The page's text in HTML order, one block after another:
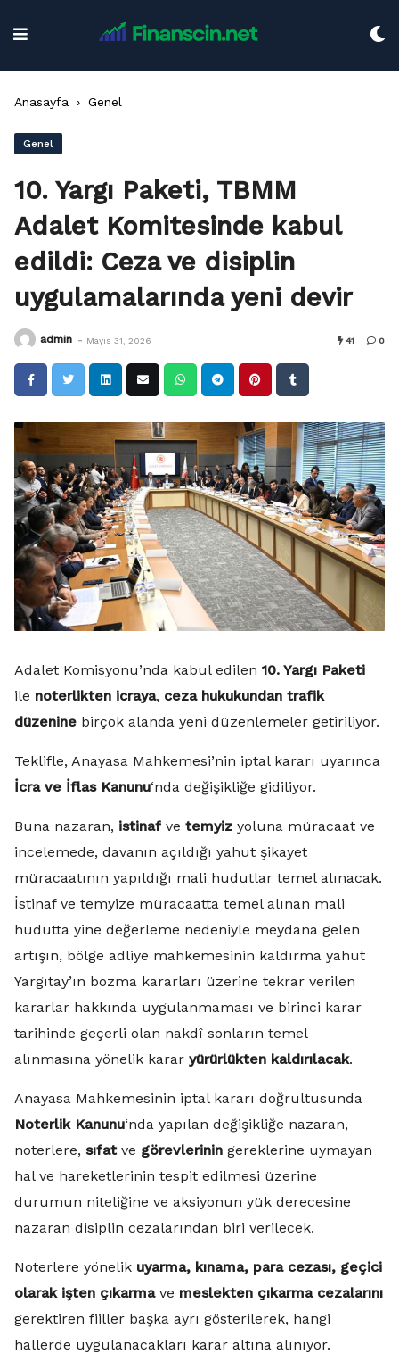
Anasayfa › Genel
Genel
10. Yargı Paketi, TBMM
Adalet Komitesinde kabul
edildi: Ceza ve disiplin
uygulamalarında yeni devir
admin - Mayıs 31, 2026 41 0
Adalet Komisyonu’nda kabul edilen 10. Yargı Paketi
ile noterlikten icraya, ceza hukukundan trafik
düzenine birçok alanda yeni düzenlemeler getiriliyor.
Teklifle, Anayasa Mahkemesi’nin iptal kararı uyarınca
İcra ve İflas Kanunu‘nda değişikliğe gidiliyor.
Buna nazaran, istinaf ve temyiz yoluna müracaat ve
incelemede, davanın açıldığı yahut şikayet
müracaatının yapıldığı mali hudutlar temel alınacak.
İstinaf ve temyize müracaatta temel alınan mali
hudutta yine değerleme nedeniyle meydana gelen
artışın, bölge adliye mahkemesinin kaldırma yahut
Yargıtay’ın bozma kararları üzerine tekrar verilen
kararlar hakkında uygulanmaması ve birinci karar
tarihinde geçerli olan nakdî sonların temel
alınmasına yönelik karar yürürlükten kaldırılacak.
Anayasa Mahkemesinin iptal kararı doğrultusunda
Noterlik Kanunu‘nda yapılan değişikliğe nazaran,
noterlere, sıfatve görevlerinin gereklerine uymayan
hal ve hareketlerinin tespit edilmesi üzerine
durumun niteliğine ve aksiyonun yük derecesine
nazaran disiplin cezalarından biri verilecek.
Noterlere yönelik uyarma, kınama, para cezası, geçici
olarak işten çıkarmave meslekten çıkarma cezalarını
gerektiren fiiller başka ayrı gösterilerek, hangi
hallerde uygulanacakları karar altına alınıyor.